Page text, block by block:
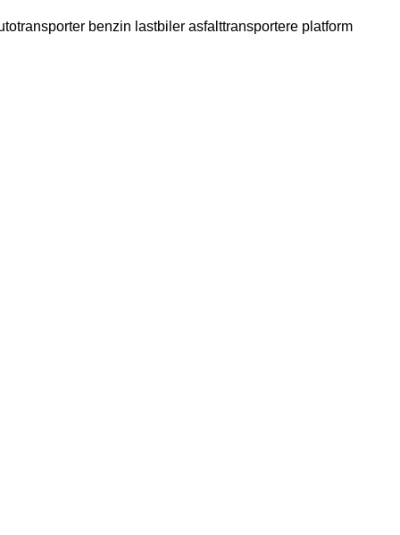
benzin lastbiler asfalttransportere platform